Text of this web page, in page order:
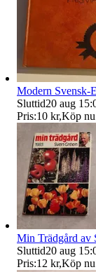
Ersättning
Modern Svensk-
Sluttid20 aug
Pris:10 kr,Köp nu
Min Trädgård av
Sluttid20 aug
Pris:12 kr,Köp nu